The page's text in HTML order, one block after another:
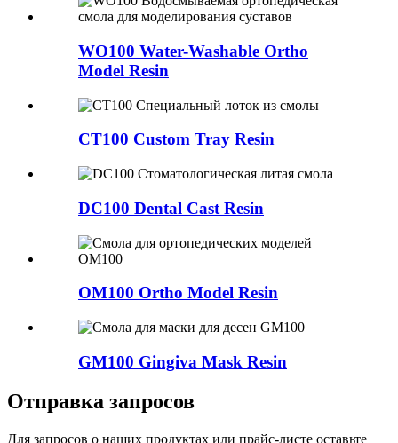
WO100 Water-Washable Ortho
Model Resin
CT100 Custom Tray Resin
DC100 Dental Cast Resin
OM100 Ortho Model Resin
GM100 Gingiva Mask Resin
Отправка запросов
Для запросов о наших продуктах или прайс-листе оставьте